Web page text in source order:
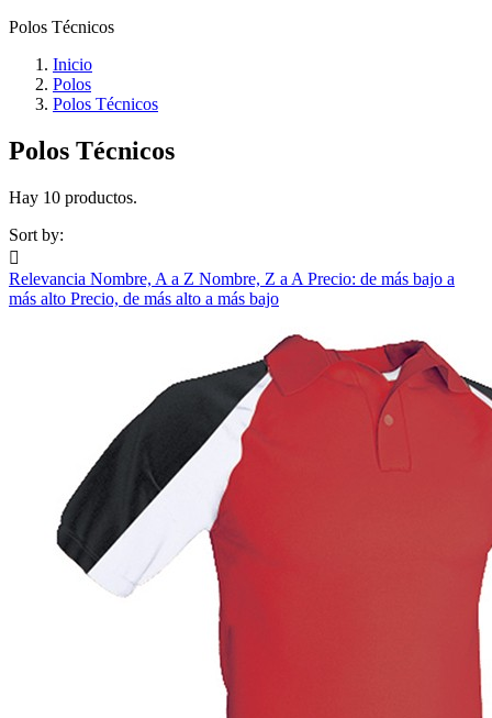
Polos Técnicos
Inicio
Polos
Polos Técnicos
Polos Técnicos
Hay 10 productos.
Sort by:

Relevancia Nombre, A a Z Nombre, Z a A Precio: de más bajo a
más alto Precio, de más alto a más bajo